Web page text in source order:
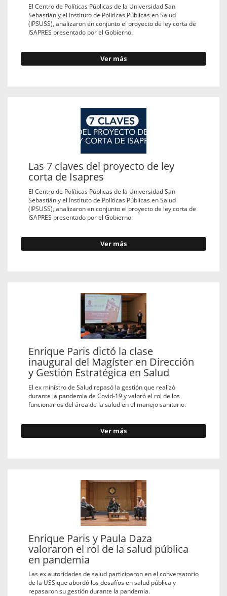
El Centro de Políticas Públicas de la Universidad San
Sebastián y el Instituto de Políticas Públicas en Salud
(IPSUSS), analizaron en conjunto el proyecto de ley corta de
ISAPRES presentado por el Gobierno.
Ver más
Las 7 claves del proyecto de ley
corta de Isapres
El Centro de Políticas Públicas de la Universidad San
Sebastián y el Instituto de Políticas Públicas en Salud
(IPSUSS), analizaron en conjunto el proyecto de ley corta de
ISAPRES presentado por el Gobierno.
Ver más
Enrique Paris dictó la clase
inaugural del Magíster en Dirección
y Gestión Estratégica en Salud
El ex ministro de Salud repasó la gestión que realizó
durante la pandemia de Covid-19 y valoró el rol de los
funcionarios del área de la salud en el manejo sanitario.
Ver más
Enrique Paris y Paula Daza
valoraron el rol de la salud pública
en pandemia
Las ex autoridades de salud participaron en el conversatorio
de la USS que abordó los desafíos en salud pública y
repasaron su gestión durante la pandemia.